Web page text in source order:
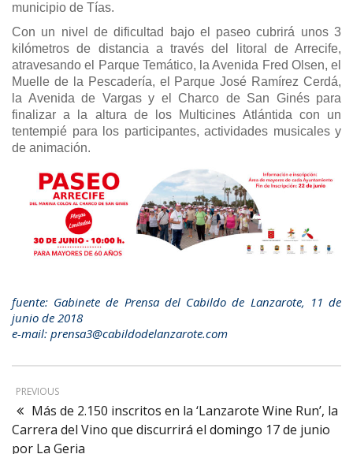
municipio de Tías.
Con un nivel de dificultad bajo el paseo cubrirá unos 3
kilómetros de distancia a través del litoral de Arrecife,
atravesando el Parque Temático, la Avenida Fred Olsen, el
Muelle de la Pescadería, el Parque José Ramírez Cerdá,
la Avenida de Vargas y el Charco de San Ginés para
finalizar a la altura de los Multicines Atlántida con un
tentempié para los participantes, actividades musicales y
de animación.
fuente: Gabinete de Prensa del Cabildo de Lanzarote, 11 de
junio de 2018
e-mail: prensa3@cabildodelanzarote.com
PREVIOUS
Más de 2.150 inscritos en la ‘Lanzarote Wine Run’, la
Carrera del Vino que discurrirá el domingo 17 de junio
por La Geria